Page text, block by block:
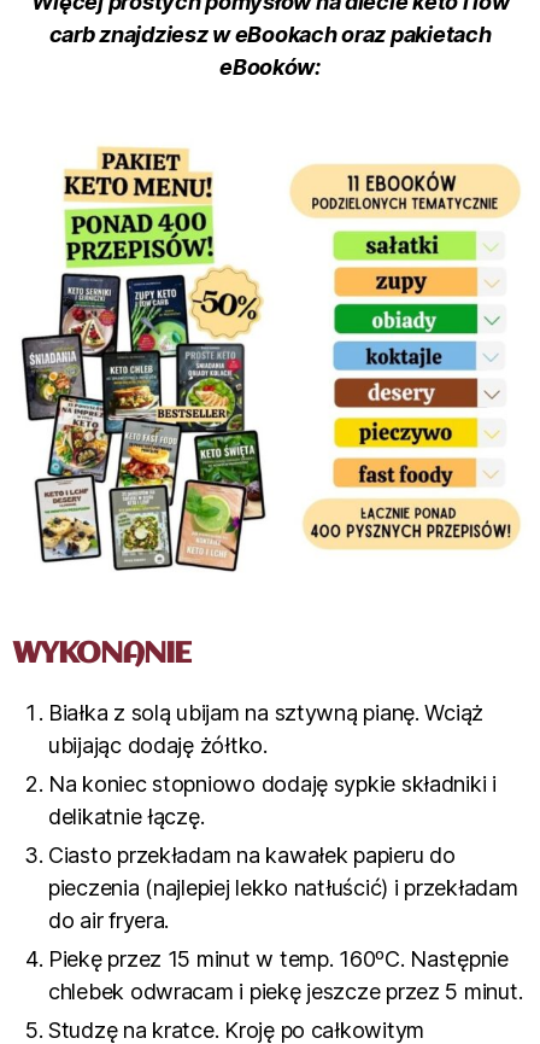
carb znajdzieszw eBookach oraz pakietach
eBooków:
WYKONANIE
Białka z solą ubijam na sztywną pianę. Wciąż
ubijając dodaję żółtko.
Na koniec stopniowo dodaję sypkie składniki i
delikatnie łączę.
Ciasto przekładam na kawałek papieru do
pieczenia (najlepiej lekko natłuścić) i przekładam
do air fryera.
Piekę przez 15 minut w temp. 160ºC. Następnie
chlebek odwracam i piekę jeszcze przez 5 minut.
Studzę na kratce. Kroję po całkowitym